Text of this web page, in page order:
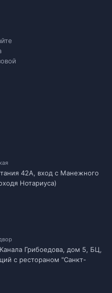
42А, вход с Манежного
Нотариуса)
Грибоедова, дом 5, БЦ,
с рестораном "Санкт-